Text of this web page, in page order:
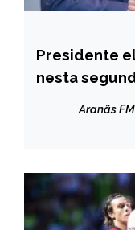
BRASIL
NOTÍCIAS
Presidente
nesta
Aranãs FM